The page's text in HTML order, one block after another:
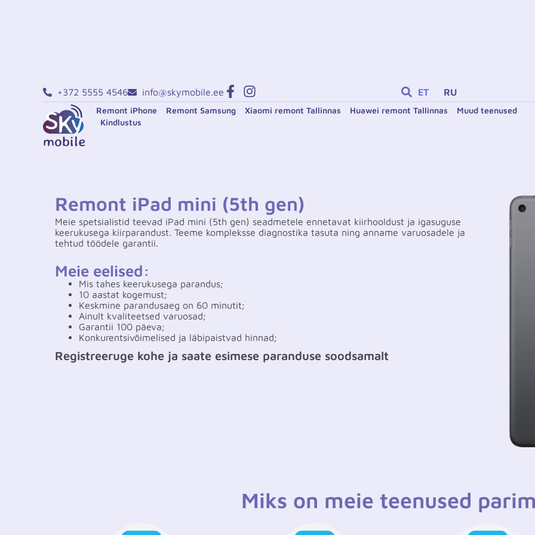
+372 5555 4546 info@skymobile.ee ET RU
Remont iPhone Remont Samsung Xiaomi remont Tallinnas Huawei remont Tallinnas
Muud teenused
Kindlustus
Remont iPad mini (5th gen)
Meie spetsialistid teevad iPad mini (5th gen) seadmetele ennetavat kiirhooldust ja igasuguse
keerukusega kiirparandust. Teeme kompleksse diagnostika tasuta ning anname varuosadele ja
tehtud töödele garantii.
Meie eelised:
Mis tahes keerukusega parandus;
10 aastat kogemust;
Keskmine parandusaeg on 60 minutit;
Ainult kvaliteetsed varuosad;
Garantii 100 päeva;
Konkurentsivõimelised ja läbipaistvad hinnad;
Registreeruge kohe ja saate esimese paranduse soodsamalt
Miks on meie teenused